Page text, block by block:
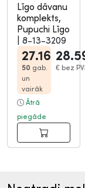
Līgo dāvanu
komplekts,
Pupuchi Līgo
8-13-3209
27.16
50 gab.
un
vairāk
€ bez
Ātrā
piegāde